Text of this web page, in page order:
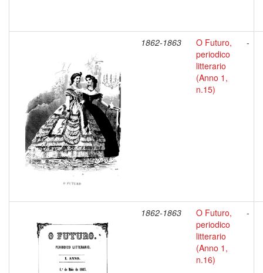
1862-1863
O Futuro,
periodico
litterario
(Anno 1,
n.15)
-
1862-1863
O Futuro,
periodico
litterario
(Anno 1,
n.16)
-